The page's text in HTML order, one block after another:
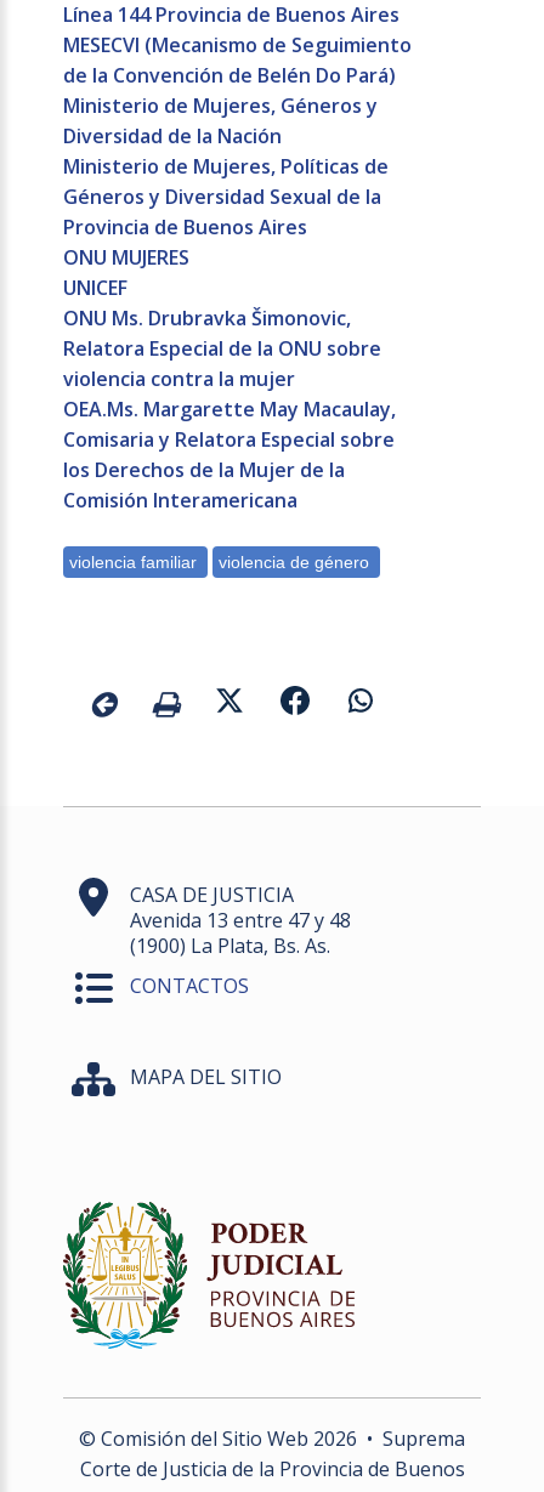
Línea 144 Provincia de Buenos Aires
MESECVI (Mecanismo de Seguimiento
de la Convención de Belén Do Pará)
Ministerio de Mujeres, Géneros y
Diversidad de la Nación
Ministerio de Mujeres, Políticas de
Géneros y Diversidad Sexual de la
Provincia de Buenos Aires
ONU MUJERES
UNICEF
ONU Ms. Drubravka Šimonovic,
Relatora Especial de la ONU sobre
violencia contra la mujer
OEA.Ms. Margarette May Macaulay,
Comisaria y Relatora Especial sobre
los Derechos de la Mujer de la
Comisión Interamericana
CASA DE JUSTICIA
Avenida 13 entre 47 y 48
(1900) La Plata, Bs. As.
CONTACTOS
MAPA DEL SITIO
© Comisión del Sitio Web 2026 • Suprema
Corte de Justicia de la Provincia de Buenos